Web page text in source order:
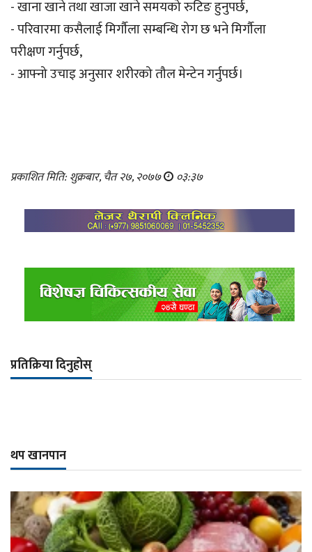
- खाना खाने तथा खाजा खाने समयको रुटिङ हुनुपर्छ,
- परिवारमा कसैलाई मिर्गौला सम्बन्धि रोग छ भने मिर्गौला
परीक्षण गर्नुपर्छ,
- आफ्नो उचाइ अनुसार शरीरको तौल मेन्टेन गर्नुपर्छ।
प्रकाशित मिति: शुक्रबार, चैत २७, २०७७ ०३:३७
प्रतिक्रिया दिनुहोस्
थप खानपान